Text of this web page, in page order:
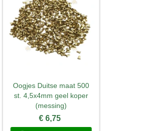
Snel bekijken
Oogjes Duitse maat 500
st. 4,5x4mm geel koper
(messing)
€ 6,75